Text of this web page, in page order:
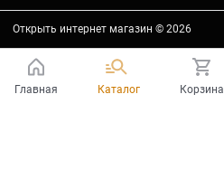
Открыть интернет магазин © 2026
Главная Каталог Корзина